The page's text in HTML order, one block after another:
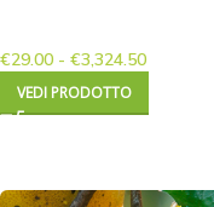
€29.00 - €3,324.50
VEDI PRODOTTO